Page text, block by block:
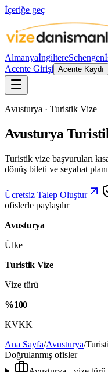
İçeriğe geç
AlmanyaİngiltereSchengen
Acente Girişi Acente Kaydı
Avusturya · Turistik Vize
Avusturya
Turistik vize başvuruları
dönüş bileti ve seyahat
Ücretsiz Talep Oluştur
ofislerle paylaşılır
Avusturya
Ülke
Turistik Vize
Vize türü
%100
KVKK
Ana Sayfa/Avusturya/
Doğrulanmış ofisler